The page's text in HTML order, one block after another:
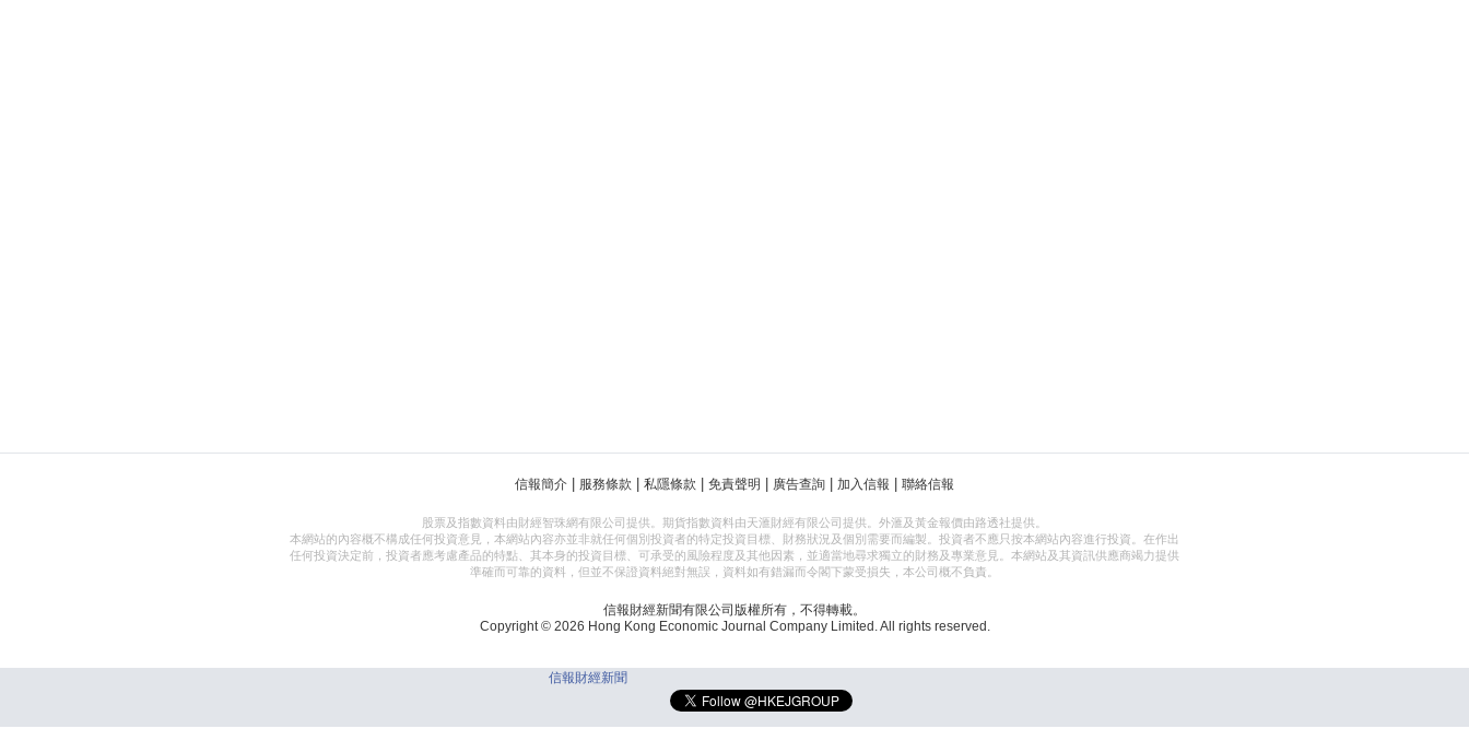
信報簡介 服務條款 私隱條款 免責聲明 廣告查詢 加入信報 聯絡信報
股票及指數資料由財經智珠網有限公司提供。期貨指數資料由天滙財經有限公司提供。外滙及黃金報價由路透社提供。
本網站的內容概不構成任何投資意見，本網站內容亦並非就任何個別投資者的特定投資目標、財務狀況及個別需要而編製。投資者不應只按本網站內容進行投資。在作出
任何投資決定前，投資者應考慮產品的特點、其本身的投資目標、可承受的風險程度及其他因素，並適當地尋求獨立的財務及專業意見。本網站及其資訊供應商竭力提供
準確而可靠的資料，但並不保證資料絕對無誤，資料如有錯漏而令閣下蒙受損失，本公司概不負責。
信報財經新聞有限公司版權所有，不得轉載。
Copyright © 2026 Hong Kong Economic Journal Company Limited. All rights reserved.
信報財經新聞